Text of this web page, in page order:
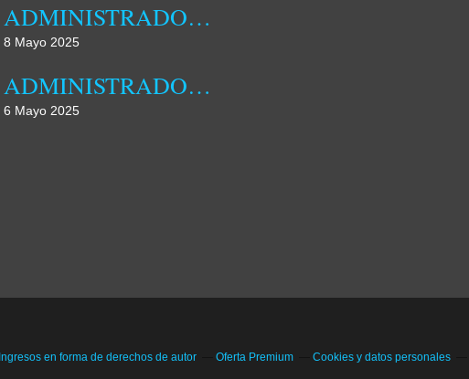
ADMINISTRADORA MUNICIPAL DA DAMBA REALIZOU HOJE JORNADA DE CAMPO
8 Mayo 2025
ADMINISTRADORA MUNICIPAL DA DAMBA DESTACA FAMÍLIA COMO NÚCLEO FUNDAMENTAL DA SOCIEDADE
6 Mayo 2025
Ingresos en forma de derechos de autor Oferta Premium
Cookies y datos personales